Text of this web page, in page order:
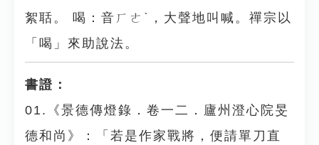
絮聒。 喝：音ㄏㄜˋ，大聲地叫喊。禪宗以
「喝」來助說法。
書證：
01.《景德傳燈錄．卷一二．廬州澄心院旻
德和尚》：「若是作家戰將，便請單刀直